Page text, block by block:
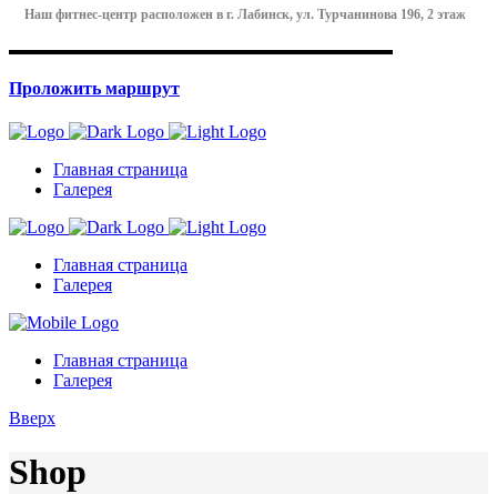
Наш фитнес-центр расположен в г. Лабинск, ул. Турчанинова 196, 2 этаж
Проложить маршрут
Главная страница
Галерея
Главная страница
Галерея
Главная страница
Галерея
Вверх
Shop